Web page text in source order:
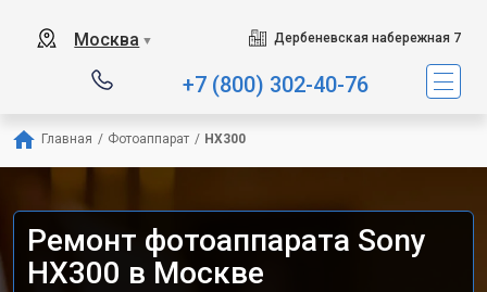
Москва ▼ Дербеневская набережная 7
+7 (800) 302-40-76
Главная / Фотоаппарат / HX300
Ремонт фотоаппарата Sony
HX300 в Москве